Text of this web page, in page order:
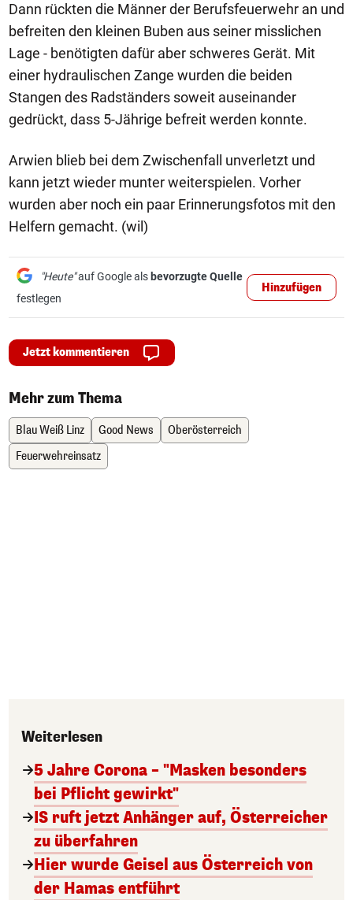
Dann rückten die Männer der Berufsfeuerwehr an und
befreiten den kleinen Buben aus seiner misslichen
Lage - benötigten dafür aber schweres Gerät. Mit
einer hydraulischen Zange wurden die beiden
Stangen des Radständers soweit auseinander
gedrückt, dass 5-Jährige befreit werden konnte.
Arwien blieb bei dem Zwischenfall unverletzt und
kann jetzt wieder munter weiterspielen. Vorher
wurden aber noch ein paar Erinnerungsfotos mit den
Helfern gemacht. (wil)
"Heute"auf Google als bevorzugte Quelle
festlegen
Hinzufügen
Jetzt kommentieren
Mehr zum Thema
Blau Weiß Linz Good News
Oberösterreich
Feuerwehreinsatz
Weiterlesen
5 Jahre Corona – "Masken besonders
bei Pflicht gewirkt"
IS ruft jetzt Anhänger auf, Österreicher
zu überfahren
Hier wurde Geisel aus Österreich von
der Hamas entführt